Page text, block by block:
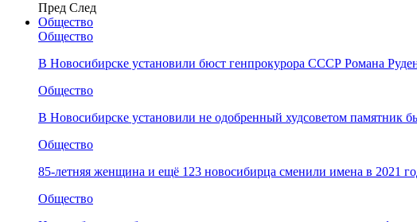
Пред След
Общество
Общество
В Новосибирске установили бюст генпрокурора СССР Романа
Общество
В Новосибирске установили не одобренный худсоветом памятник
Общество
85-летняя женщина и ещё 123 новосибирца сменили имена в 2021
Общество